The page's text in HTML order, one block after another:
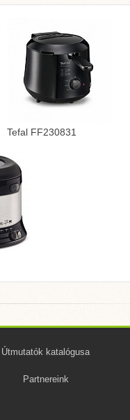
Tefal FF230831
Útmutatók katalógusa
Partnereink